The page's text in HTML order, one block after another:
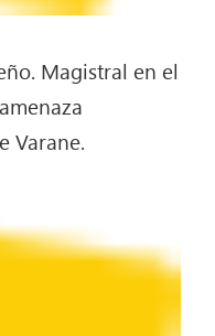
Magistral en el
Varane.